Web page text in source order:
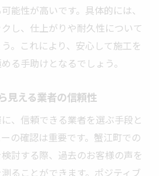
能性が高いです。具体的には、
し、仕上がりや耐久性について
。これにより、安心して施工を
る手助けとなるでしょう。
見える業者の信頼性
、信頼できる業者を選ぶ手段と
の確認は重要です。蟹江町での
討する際、過去のお客様の声を
ることができます。ポジティブ